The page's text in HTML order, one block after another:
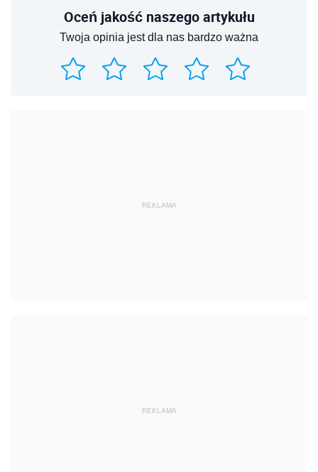
Oceń jakość naszego artykułu
Twoja opinia jest dla nas bardzo ważna
REKLAMA
REKLAMA